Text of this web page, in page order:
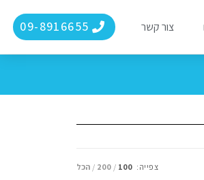
צור קשר 09-8916655
צפייה: 100
200 הכל